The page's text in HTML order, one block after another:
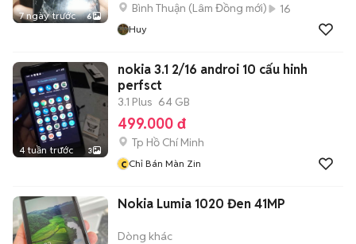
7 ngày trước 6
Bình Thuận (Lâm Đồng mới) 16
Huy
4 tuần trước 3
nokia 3.1 2/16 androi 10 cấu hinh
perfsct
3.1 Plus 64 GB
499.000 đ
Tp Hồ Chí Minh
c Chỉ Bán Màn Zin
Nokia Lumia 1020 Đen 41MP
Dòng khác